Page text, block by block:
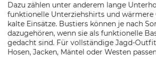
Dazu zählen unter anderem lange
funktionelle Unterziehshirts und wärmere
kalte Einsätze. Bustiers können je nach
dazugehören, wenn sie als funktionelle
gedacht sind. Für vollständige Jagd-
Hosen, Jacken, Mäntel oder Westen